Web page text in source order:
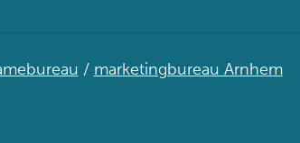
/ marketingbureau Arnhem